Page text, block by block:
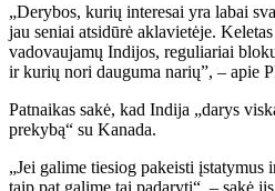
„Derybos, kurių interesai yra labai
jau seniai atsidūrė aklavietėje.
vadovaujamų Indijos, reguliariai
ir kurių nori dauguma narių”, – apie
Patnaikas sakė, kad Indija „darys
prekybą“ su Kanada.
„Jei galime tiesiog pakeisti įstatymus
taip pat galime tai padaryti“, – sakė